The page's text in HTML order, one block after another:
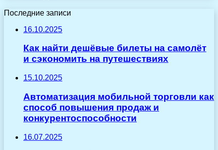
Последние записи
16.10.2025
Как найти дешёвые билеты на самолёт
и сэкономить на путешествиях
15.10.2025
Автоматизация мобильной торговли как
способ повышения продаж и
конкурентоспособности
16.07.2025